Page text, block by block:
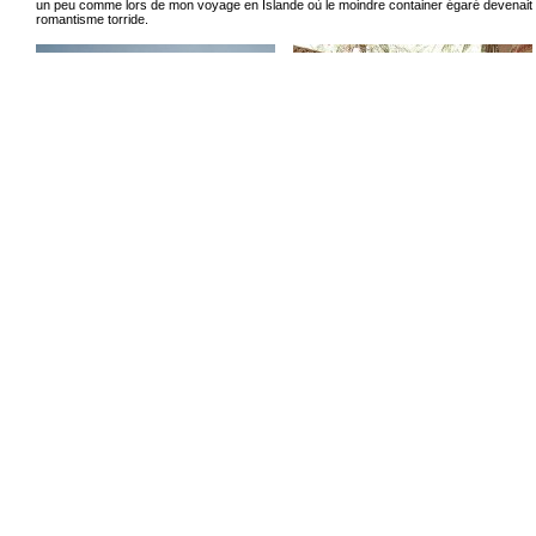
un peu comme lors de mon voyage en Islande où le moindre container égaré devenait
romantisme torride.